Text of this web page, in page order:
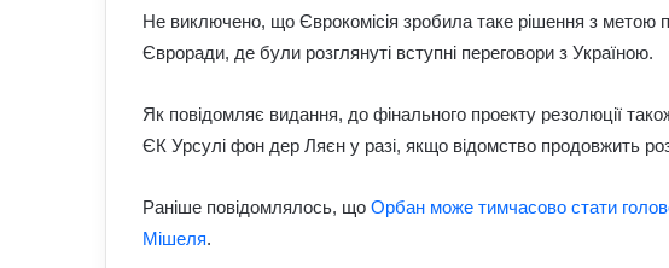
Не виключено, що Єврокомісія зробила таке рішення з метою
Євроради, де були розглянуті вступні переговори з Україною.
Як повідомляє видання, до фінального проекту резолюції
ЄК Урсулі фон дер Ляєн у разі, якщо відомство продовжить
Раніше повідомлялось, що Орбан може тимчасово стати
Мішеля.